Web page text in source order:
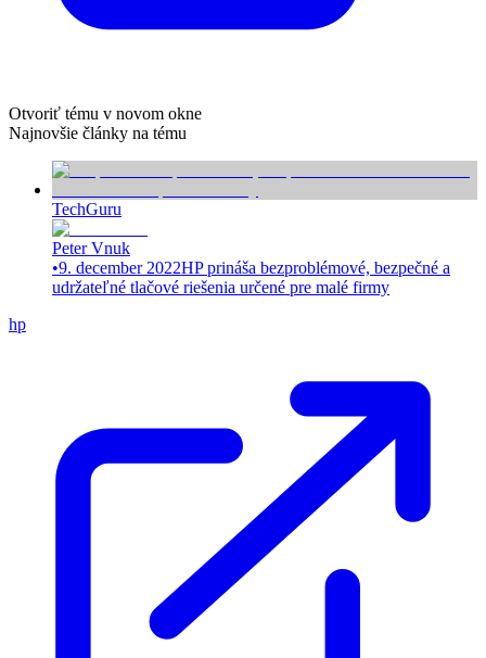
Otvoriť tému v novom okne
Najnovšie články na tému
TechGuru
Peter Vnuk
•9. december 2022HP prináša bezproblémové, bezpečné a
udržateľné tlačové riešenia určené pre malé firmy
hp